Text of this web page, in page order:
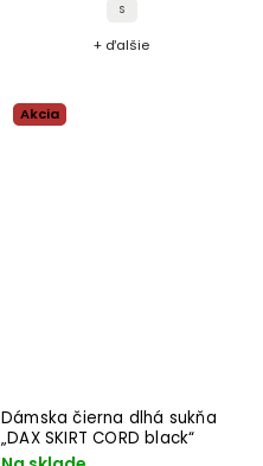
S
+ ďalšie
Akcia
Dámska čierna dlhá sukňa
„DAX SKIRT CORD black“